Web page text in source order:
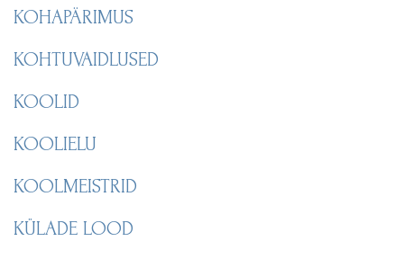
KOHAPÄRIMUS
KOHTUVAIDLUSED
KOOLID
KOOLIELU
KOOLMEISTRID
KÜLADE LOOD